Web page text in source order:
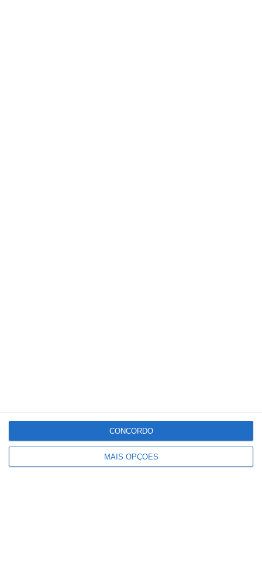
MAIS OPÇÕES
CONCORDO